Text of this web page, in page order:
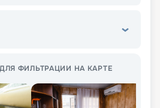
ФИЛЬТРАЦИИ НА КАРТЕ